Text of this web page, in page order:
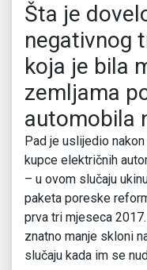
Šta je
negativnog
koja je bila
zemljama
automobila
Pad je uslijedio
kupce električnih
– u ovom slučaju
paketa poreske
prva tri mjeseca
znatno manje skloni
slučaju kada im se